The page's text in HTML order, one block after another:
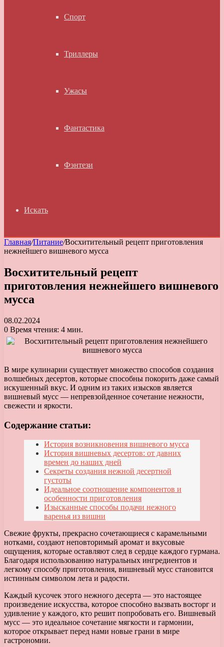
Спорт
Триллеры
Ужасы
Фантастика
Фэнтези
Искать
Главная/Питание/Восхитительный рецепт приготовления
нежнейшего вишневого мусса
Восхитительный рецепт
приготовления нежнейшего вишневого
мусса
08.02.2024
0 Время чтения: 4 мин.
В мире кулинарии существует множество способов создания
волшебных десертов, которые способны покорить даже самый
искушенный вкус. И одним из таких изысков является
вишневый мусс — непревзойденное сочетание нежности,
свежести и яркости.
Содержание статьи:
История возникновения вишневого мусса
История вишневых десертов: от давних
времен до наших дней
Секреты создания нежной десертной
густоты
Идеальное соотношение компонентов и
особенности приготовления
Изысканные способы подачи нежного
варенья из вишни
Свежие фрукты, прекрасно сочетающиеся с карамельными
нотками, создают неповторимый аромат и вкусовые
ощущения, которые оставляют след в сердце каждого гурмана.
Благодаря использованию натуральных ингредиентов и
легкому способу приготовления, вишневый мусс становится
истинным символом лета и радости.
Каждый кусочек этого нежного десерта — это настоящее
произведение искусства, которое способно вызвать восторг и
удивление у каждого, кто решит попробовать его. Вишневый
мусс — это идеальное сочетание мягкости и гармонии,
которое открывает перед нами новые грани в мире
гастрономии.